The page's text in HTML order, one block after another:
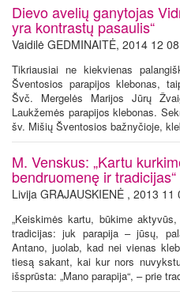
Dievo avelių ganytojas
yra kontrastų pasaulis“
Vaidilė GEDMINAITĖ, 2014 12
Tikriausiai ne kiekvienas
Šventosios parapijos klebonas,
Švč. Mergelės Marijos Jūrų
Laukžemės parapijos klebonas.
šv. Mišių Šventosios bažnyčioje,
M. Venskus: „Kartu
bendruomenę ir tradicijas“
Livija GRAJAUSKIENĖ , 2013 11
„Keiskimės kartu, būkime
tradicijas: juk parapija – jūsų,
Antano, juolab, kad nei vienas
tiesą sakant, kai kur nors
išsprūsta: „Mano parapija“, – prie